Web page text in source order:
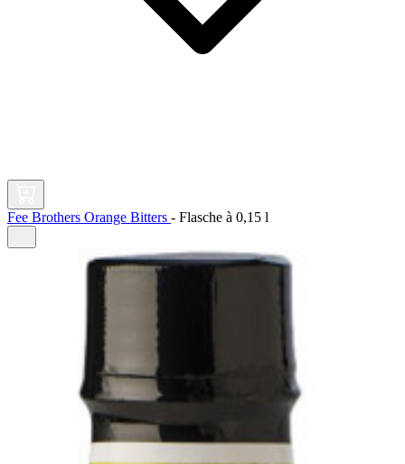
Fee Brothers Orange Bitters - Flasche à 0,15 l